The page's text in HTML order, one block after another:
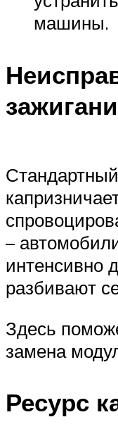
машины.
–
интенсивно
разбивают
Здесь
замена
Ресурс